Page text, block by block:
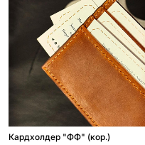
Кардхолдер "ФФ" (кор.)